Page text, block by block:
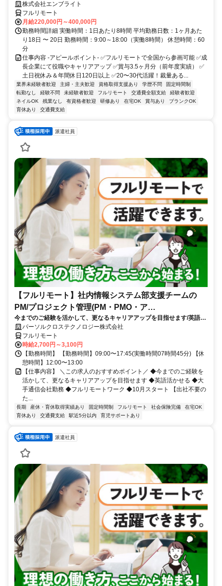
株式会社エンブライト
フルリモート
月給220,000円～400,000円
勤務時間詳細 実働時間：1日あたり8時間 平均勤務日数：1ヶ月あた
り18日 〜 20日 勤務時間：9:00～18:00（実働8時間） 休憩時間：60
分
仕事内容 -アピールポイント- ✅フルリモートで全国から参画可能 ✅成
長企業にて役職やキャリアアップ ✅賞与3.5ヶ月分（前年度実績） ✅
土日祝休み＆年間休日120日以上 ✅20〜30代活躍！裁量ある...
業界未経験者歓迎 主婦・主夫歓迎 資格取得支援あり 学歴不問
固定時間制
転勤なし
経験不問 未経験者歓迎 フルリモート 交通費全額支給
経験者歓迎
ネイルOK
残業なし 有資格者歓迎 研修あり 在宅OK 賞与あり
ブランクOK
育休あり
交通費支給
派遣社員
【フルリモート】社内情報システム部支援チームの
PM/プロジェクト管理(PM・PMO・ア
シ)_N260774362
今までのご経験を活かして、更なるキャリアアップを目指せます/英語活
かせる/大手通信会社勤務/フルリモートワーク/10月スタート
パーソルクロステクノロジー株式会社
フルリモート
時給2,700円～3,100円
【勤務時間】 【勤務時間】09:00〜17:45(実働時間07時間45分) 【休
憩時間】12:00〜13:00
【仕事内容】 ＼この求人のおすすめポイント／ ◆今までのご経験を
活かして、更なるキャリアアップを目指せます ◆英語活かせる ◆大
手通信会社勤務 ◆フルリモートワーク ◆10月スタート 【出社不要の
た...
長期 産休・育休取得実績あり 固定時間制 フルリモート 社会保険完備
在宅OK
育休あり
交通費支給 駅近5分以内 育児サポートあり
派遣社員